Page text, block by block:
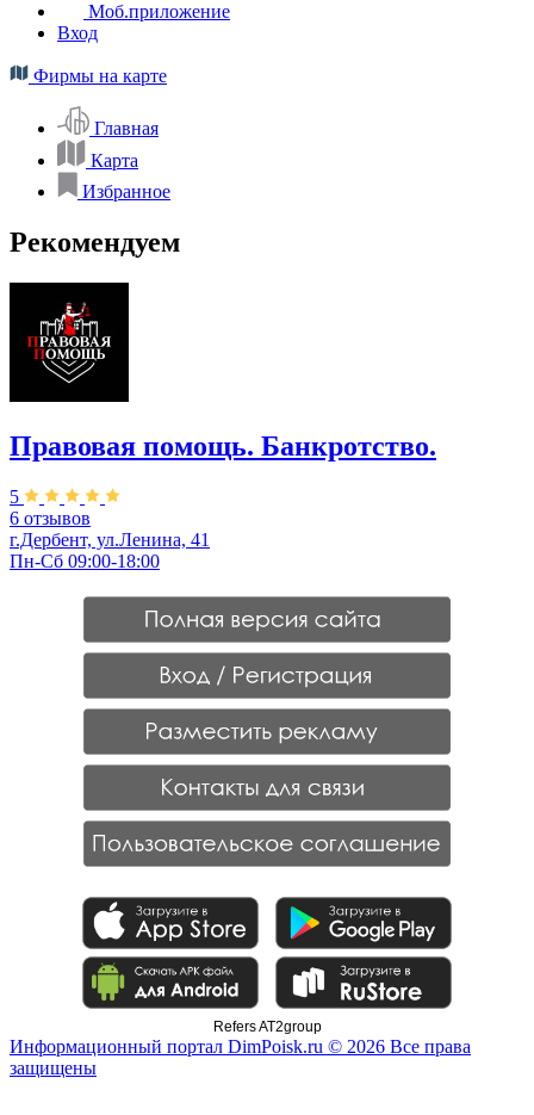
Моб.приложение
Вход
Фирмы на карте
Главная
Карта
Избранное
Рекомендуем
Правовая помощь. Банкротство.
5
6 отзывов
г.Дербент, ул.Ленина, 41
Пн-Сб 09:00-18:00
Refers AT2group
Информационный портал DimPoisk.ru © 2026 Все права
защищены